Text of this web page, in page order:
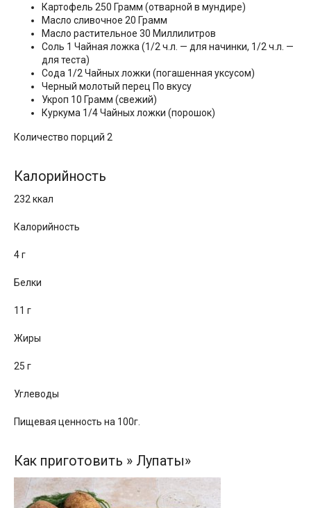
Картофель 250 Грамм (отварной в мундире)
Масло сливочное 20 Грамм
Масло растительное 30 Миллилитров
Соль 1 Чайная ложка (1/2 ч.л. — для начинки, 1/2 ч.л. —
для теста)
Сода 1/2 Чайных ложки (погашенная уксусом)
Черный молотый перец По вкусу
Укроп 10 Грамм (свежий)
Куркума 1/4 Чайных ложки (порошок)
Количество порций 2
Калорийность
232 ккал
Калорийность
4 г
Белки
11 г
Жиры
25 г
Углеводы
Пищевая ценность на 100г.
Как приготовить » Лупаты»